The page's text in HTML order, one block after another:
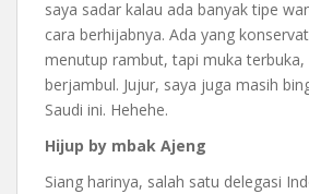
saya sadar kalau ada banyak tipe
cara berhijabnya. Ada yang
menutup rambut, tapi muka terbuka,
berjambul. Jujur, saya juga masih
Saudi ini. Hehehe.
Hijup by mbak Ajeng
Siang harinya, salah satu delegasi